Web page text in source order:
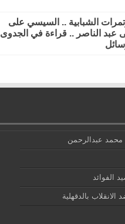
الشبابية .. السيسي على
الناصر .. قراءة في الجدوى
محمد عبدالرحمن
الفوائد
بالدقهلية